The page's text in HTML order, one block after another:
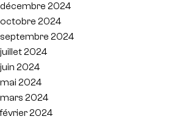
décembre 2024
octobre 2024
septembre 2024
juillet 2024
juin 2024
mai 2024
mars 2024
février 2024